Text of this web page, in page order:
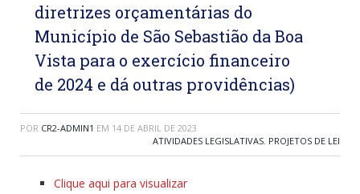
diretrizes orçamentárias do
Município de São Sebastião da Boa
Vista para o exercício financeiro
de 2024 e dá outras providências)
POR CR2-ADMIN1 EM 14 DE ABRIL DE 2023
ATIVIDADES LEGISLATIVAS, PROJETOS DE LEI
Clique aqui para visualizar